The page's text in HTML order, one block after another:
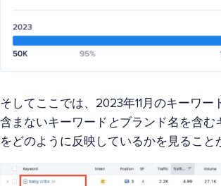
そしてここでは、2023年11月のキーワー
含まないキーワード とブランド名を含む
をどのように反映しているかを見ること